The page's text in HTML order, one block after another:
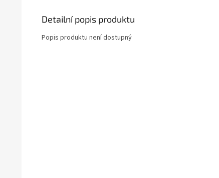
Detailní popis produktu
Popis produktu není dostupný